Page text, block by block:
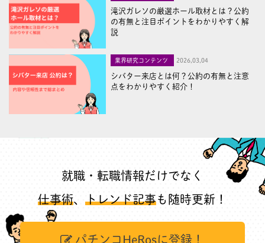
滝沢ガレソの厳選ホール取材とは？公約
の有無と注目ポイントをわかりやすく解
説
業界研究コンテンツ 2026,03,04
シバター来店とは何？公約の有無と注意
点をわかりやすく紹介！
就職・転職情報だけでなく
仕事術、 トレンド記事も随時更新！
パチンコHeRosに登録！